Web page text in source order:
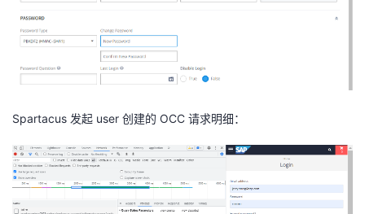
Spartacus 发起 user 创建的 OCC 请求明细：